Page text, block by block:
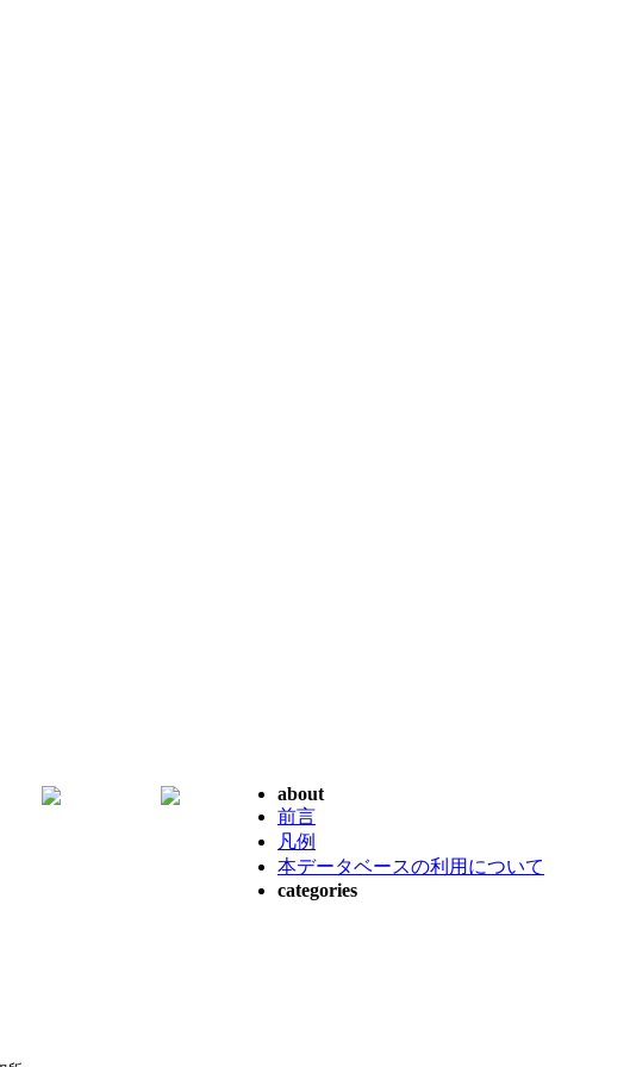
about
前言
凡例
本データベースの利用について
categories